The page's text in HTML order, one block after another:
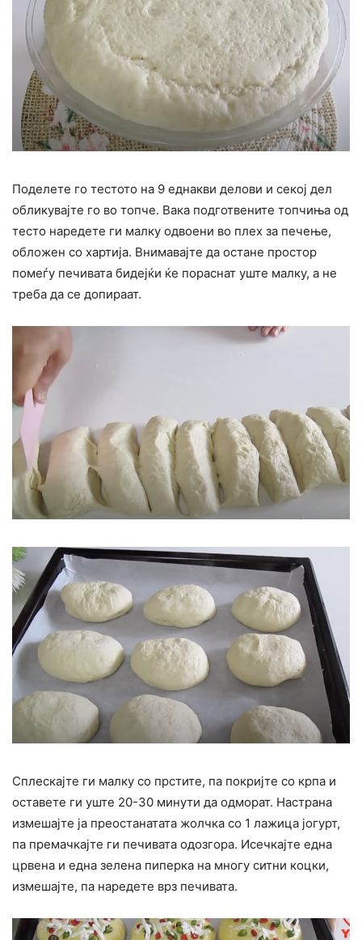
Поделете го тестото на 9 еднакви делови и секој дел
обликувајте го во топче. Вака подготвените топчиња од
тесто наредете ги малку одвоени во плех за печење,
обложен со хартија. Внимавајте да остане простор
помеѓу печивата бидејќи ќе пораснат уште малку, а не
треба да се допираат.
Сплескајте ги малку со прстите, па покријте со крпа и
оставете ги уште 20-30 минути да одморат. Настрана
измешајте ја преостанатата жолчка со 1 лажица јогурт,
па премачкајте ги печивата одозгора. Исечкајте една
црвена и една зелена пиперка на многу ситни коцки,
измешајте, па наредете врз печивата.